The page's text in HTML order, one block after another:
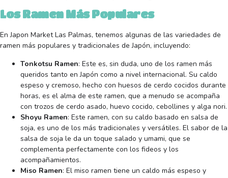
Los Ramen Más Populares
En Japon Market Las Palmas, tenemos algunas de las variedades de
ramen más populares y tradicionales de Japón, incluyendo:
Tonkotsu Ramen: Este es, sin duda, uno de los ramen más
queridos tanto en Japón como a nivel internacional. Su caldo
espeso y cremoso, hecho con huesos de cerdo cocidos durante
horas, es el alma de este ramen, que a menudo se acompaña
con trozos de cerdo asado, huevo cocido, cebollines y alga nori.
Shoyu Ramen: Este ramen, con su caldo basado en salsa de
soja, es uno de los más tradicionales y versátiles. El sabor de la
salsa de soja le da un toque salado y umami, que se
complementa perfectamente con los fideos y los
acompañamientos.
Miso Ramen: El miso ramen tiene un caldo más espeso y